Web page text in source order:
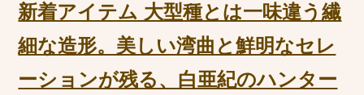
新着アイテム 大型種とは一味違う繊
細な造形。美しい湾曲と鮮明なセレ
ーションが残る、白亜紀のハンター